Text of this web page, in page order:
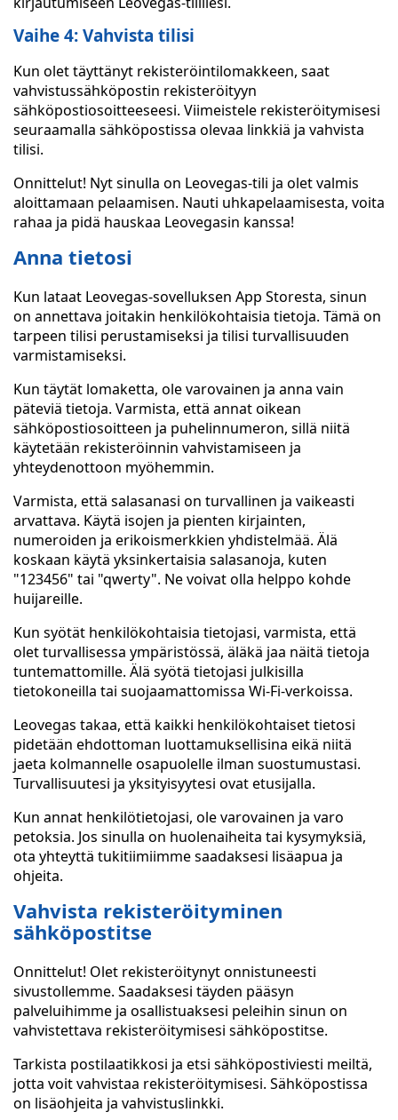
Vaihe 4: Vahvista tilisi
Kun olet täyttänyt rekisteröintilomakkeen, saat
vahvistussähköpostin rekisteröityyn
sähköpostiosoitteeseesi. Viimeistele rekisteröitymisesi
seuraamalla sähköpostissa olevaa linkkiä ja vahvista
tilisi.
Onnittelut! Nyt sinulla on Leovegas-tili ja olet valmis
aloittamaan pelaamisen. Nauti uhkapelaamisesta, voita
rahaa ja pidä hauskaa Leovegasin kanssa!
Anna tietosi
Kun lataat Leovegas-sovelluksen App Storesta, sinun
on annettava joitakin henkilökohtaisia tietoja. Tämä on
tarpeen tilisi perustamiseksi ja tilisi turvallisuuden
varmistamiseksi.
Kun täytät lomaketta, ole varovainen ja anna vain
päteviä tietoja. Varmista, että annat oikean
sähköpostiosoitteen ja puhelinnumeron, sillä niitä
käytetään rekisteröinnin vahvistamiseen ja
yhteydenottoon myöhemmin.
Varmista, että salasanasi on turvallinen ja vaikeasti
arvattava. Käytä isojen ja pienten kirjainten,
numeroiden ja erikoismerkkien yhdistelmää. Älä
koskaan käytä yksinkertaisia salasanoja, kuten
"123456" tai "qwerty". Ne voivat olla helppo kohde
huijareille.
Kun syötät henkilökohtaisia tietojasi, varmista, että
olet turvallisessa ympäristössä, äläkä jaa näitä tietoja
tuntemattomille. Älä syötä tietojasi julkisilla
tietokoneilla tai suojaamattomissa Wi-Fi-verkoissa.
Leovegas takaa, että kaikki henkilökohtaiset tietosi
pidetään ehdottoman luottamuksellisina eikä niitä
jaeta kolmannelle osapuolelle ilman suostumustasi.
Turvallisuutesi ja yksityisyytesi ovat etusijalla.
Kun annat henkilötietojasi, ole varovainen ja varo
petoksia. Jos sinulla on huolenaiheita tai kysymyksiä,
ota yhteyttä tukitiimiimme saadaksesi lisäapua ja
ohjeita.
Vahvista rekisteröityminen
sähköpostitse
Onnittelut! Olet rekisteröitynyt onnistuneesti
sivustollemme. Saadaksesi täyden pääsyn
palveluihimme ja osallistuaksesi peleihin sinun on
vahvistettava rekisteröitymisesi sähköpostitse.
Tarkista postilaatikkosi ja etsi sähköpostiviesti meiltä,
jotta voit vahvistaa rekisteröitymisesi. Sähköpostissa
on lisäohjeita ja vahvistuslinkki.